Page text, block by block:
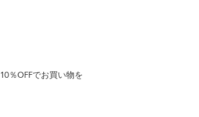
％OFFでお買い物を